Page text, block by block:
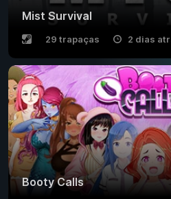
Mist Survival
29 trapaças 2 dias
Booty Calls